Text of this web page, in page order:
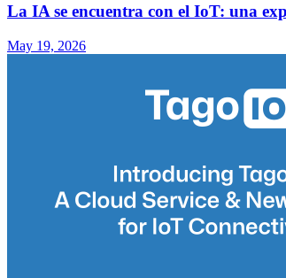
La IA se encuentra con el IoT: una
May 19, 2026